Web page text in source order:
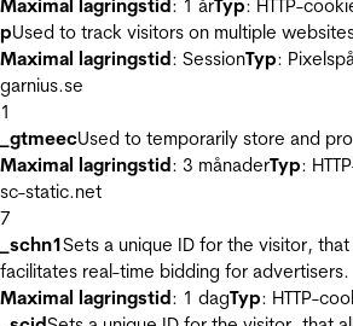
Maximal lagringstid: 1 årTyp: HTTP-
pUsed to track visitors on multiple
Maximal lagringstid: SessionTyp:
garnius.se
1
_gtmeecUsed to temporarily store and
Maximal lagringstid: 3 månaderTyp:
sc-static.net
7
_schn1Sets a unique ID for the visitor,
facilitates real-time bidding for advertisers.
Maximal lagringstid: 1 dagTyp: HTTP-